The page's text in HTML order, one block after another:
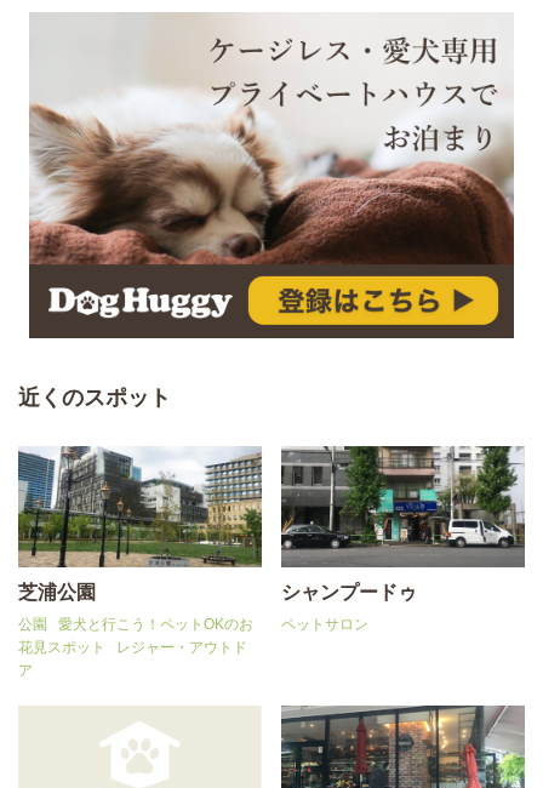
近くのスポット
芝浦公園
公園
愛犬と行こう！ペットOKのお
花見スポット
レジャー・アウトド
ア
シャンプードゥ
ペットサロン